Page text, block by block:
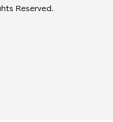
Reserved.